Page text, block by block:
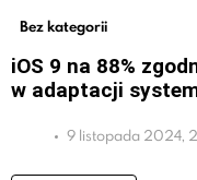
Bez kategorii
iOS 9 na 88%
w adaptacji
9 listopada 2024,